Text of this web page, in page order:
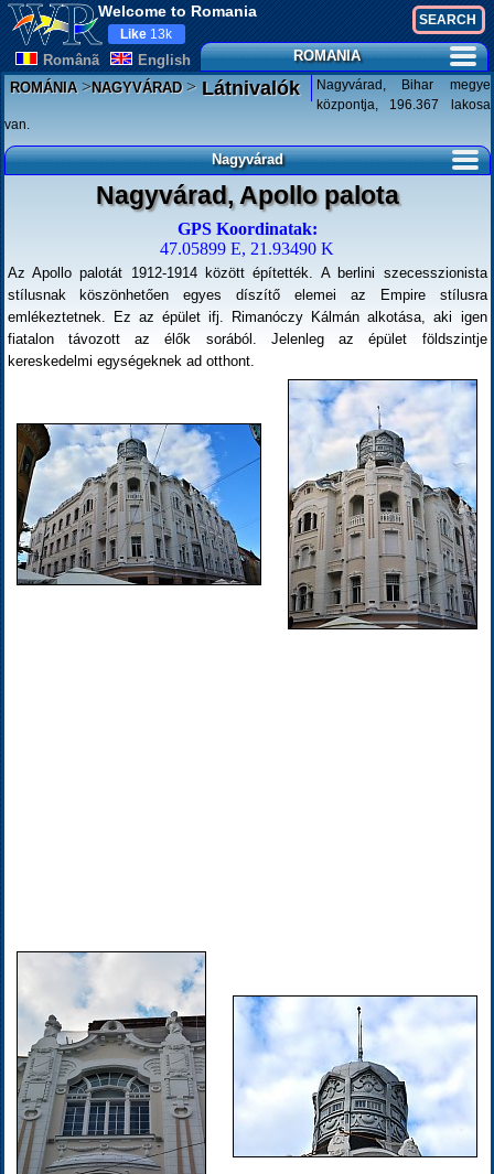
Welcome to Romania
Românã English
Like 13k
ROMANIA
ROMÁNIA>NAGYVÁRAD>Látnivalók
Nagyvárad, Bihar megye
központja, 196.367 lakosa
van.
Nagyvárad
Nagyvárad, Apollo palota
GPS Koordinatak:
47.05899 E, 21.93490 K
Az Apollo palotát 1912-1914 között építették. A berlini szecesszionista
stílusnak köszönhetően egyes díszítő elemei az Empire stílusra
emlékeztetnek. Ez az épület ifj. Rimanóczy Kálmán alkotása, aki igen
fiatalon távozott az élők sorából. Jelenleg az épület földszintje
kereskedelmi egységeknek ad otthont.